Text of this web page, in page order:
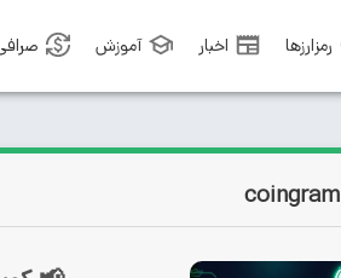
رمزارزها اخبار آموزش
coingram